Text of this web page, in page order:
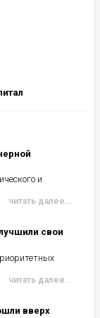
и
читать далее...
свои
читать далее...
вверх